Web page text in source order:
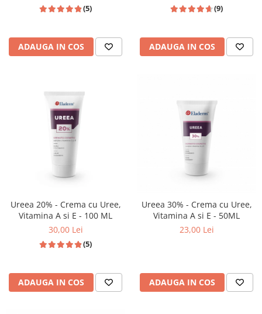
(5)
ADAUGA IN COS
(9)
ADAUGA IN COS
Ureea 20% - Crema cu Uree,
Vitamina A si E - 100 ML
30,00 Lei
(5)
ADAUGA IN COS
Ureea 30% - Crema cu Uree,
Vitamina A si E - 50ML
23,00 Lei
ADAUGA IN COS